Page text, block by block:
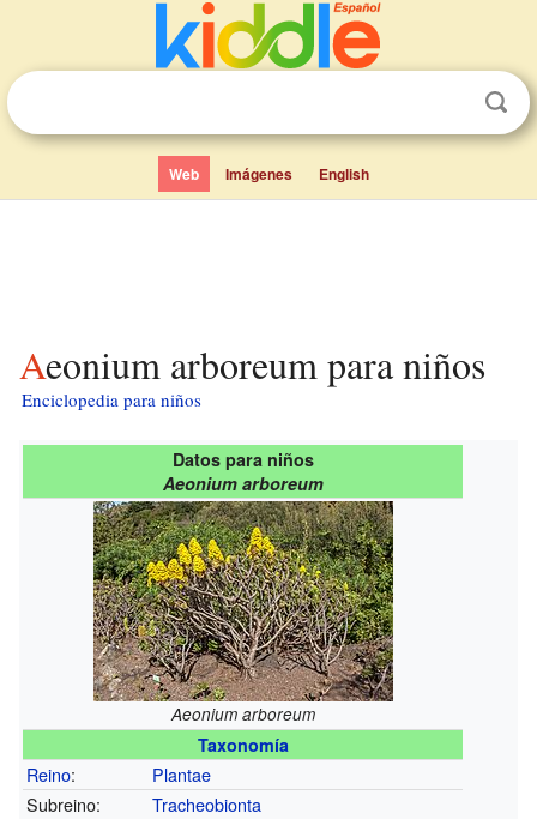
Web Imágenes English
Aeonium arboreum para niños
Enciclopedia para niños
Datos para niños
Aeonium arboreum
Aeonium arboreum
Taxonomía
Reino:
Plantae
Subreino:
Tracheobionta